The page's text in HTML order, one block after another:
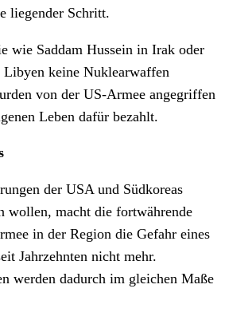
liegender Schritt.
wie Saddam Hussein in Irak oder
keine Nuklearwaffen
von der US-Armee angegriffen
Leben dafür bezahlt.
der USA und Südkoreas
wollen, macht die fortwährende
in der Region die Gefahr eines
Jahrzehnten nicht mehr.
werden dadurch im gleichen Maße